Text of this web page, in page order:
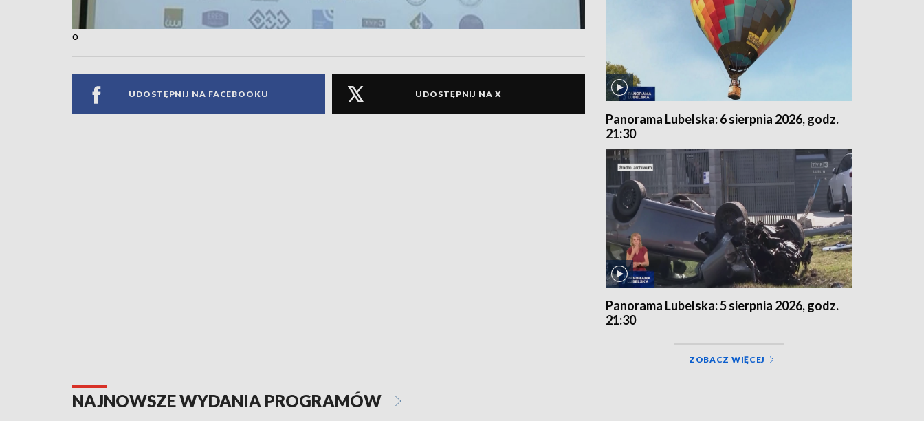
o
UDOSTĘPNIJ NA FACEBOOKU UDOSTĘPNIJ NA X
Panorama Lubelska: 6 sierpnia 2026, godz.
21:30
Panorama Lubelska: 5 sierpnia 2026, godz.
21:30
ZOBACZ WIĘCEJ
NAJNOWSZE WYDANIA PROGRAMÓW